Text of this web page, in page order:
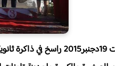
سيبقى يوم السبت